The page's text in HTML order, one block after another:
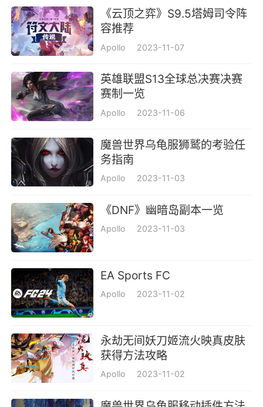
《云顶之弈》S9.5塔姆司令阵
容推荐
Apollo 2023-11-07
英雄联盟S13全球总决赛决赛
赛制一览
Apollo 2023-11-06
魔兽世界乌龟服狮鹫的考验任
务指南
Apollo 2023-11-03
《DNF》幽暗岛副本一览
Apollo 2023-11-03
EA Sports FC
Apollo 2023-11-02
永劫无间妖刀姬流火映真皮肤
获得方法攻略
Apollo 2023-11-02